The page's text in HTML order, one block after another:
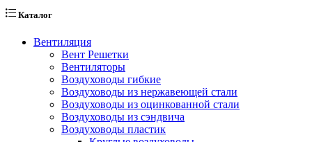
Каталог
Вентиляция
Вент Решетки
Вентиляторы
Воздуховоды гибкие
Воздуховоды из нержавеющей стали
Воздуховоды из оцинкованной стали
Воздуховоды из сэндвича
Воздуховоды пластик